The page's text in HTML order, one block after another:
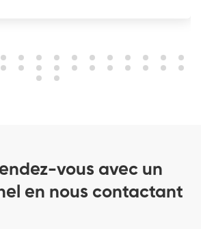
vous avec un
en nous contactant